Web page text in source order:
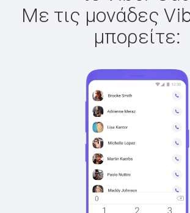
Με τις μονάδες
μπορείτε: